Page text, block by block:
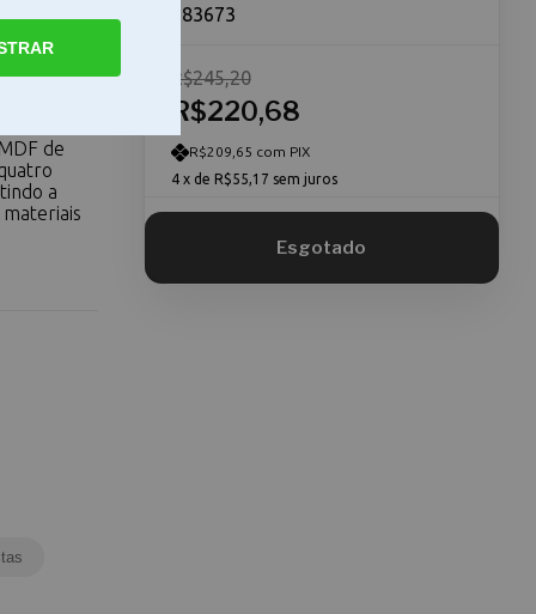
- Natural
de
a
183673
R$220,68
R$245,20
R$209,65 com PIX
4 x de R$55,17 sem juros